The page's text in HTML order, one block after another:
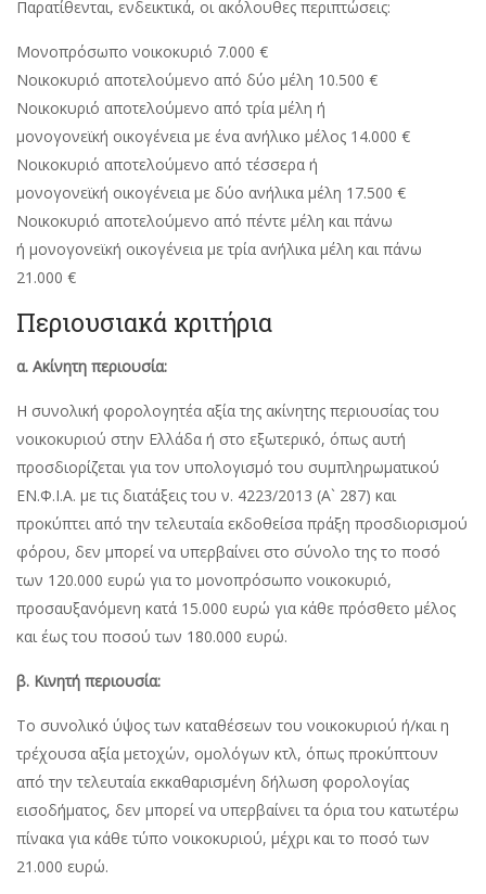
Παρατίθενται, ενδεικτικά, οι ακόλουθες περιπτώσεις:
Μονοπρόσωπο νοικοκυριό 7.000 €
Νοικοκυριό αποτελούμενο από δύο μέλη 10.500 €
Νοικοκυριό αποτελούμενο από τρία μέλη ή
μονογονεϊκή οικογένεια με ένα ανήλικο μέλος 14.000 €
Νοικοκυριό αποτελούμενο από τέσσερα ή
μονογονεϊκή οικογένεια με δύο ανήλικα μέλη 17.500 €
Νοικοκυριό αποτελούμενο από πέντε μέλη και πάνω
ή μονογονεϊκή οικογένεια με τρία ανήλικα μέλη και πάνω
21.000 €
Περιουσιακά κριτήρια
α. Ακίνητη περιουσία:
Η συνολική φορολογητέα αξία της ακίνητης περιουσίας του
νοικοκυριού στην Ελλάδα ή στο εξωτερικό, όπως αυτή
προσδιορίζεται για τον υπολογισμό του συμπληρωματικού
ΕΝ.Φ.Ι.Α. με τις διατάξεις του ν. 4223/2013 (Α` 287) και
προκύπτει από την τελευταία εκδοθείσα πράξη προσδιορισμού
φόρου, δεν μπορεί να υπερβαίνει στο σύνολο της το ποσό
των 120.000 ευρώ για το μονοπρόσωπο νοικοκυριό,
προσαυξανόμενη κατά 15.000 ευρώ για κάθε πρόσθετο μέλος
και έως του ποσού των 180.000 ευρώ.
β. Κινητή περιουσία:
Το συνολικό ύψος των καταθέσεων του νοικοκυριού ή/και η
τρέχουσα αξία μετοχών, ομολόγων κτλ, όπως προκύπτουν
από την τελευταία εκκαθαρισμένη δήλωση φορολογίας
εισοδήματος, δεν μπορεί να υπερβαίνει τα όρια του κατωτέρω
πίνακα για κάθε τύπο νοικοκυριού, μέχρι και το ποσό των
21.000 ευρώ.